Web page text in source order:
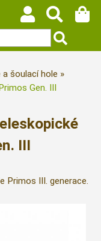
a šoulací hole
Gen. III
III
Primos III. generace.